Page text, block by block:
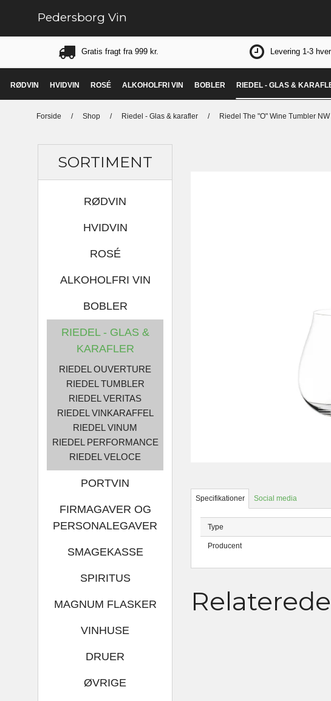
Pedersborg Vin
Gratis fragt fra 999 kr. Levering 1-3
RØDVIN HVIDVIN ROSÉ ALKOHOLFRI VIN BOBLER RIEDEL - GLAS &
Forside / Shop / Riedel - Glas & karafler / Riedel The "O" Wine Tumbler
SORTIMENT
RØDVIN
HVIDVIN
ROSÉ
ALKOHOLFRI VIN
BOBLER
RIEDEL - GLAS &
KARAFLER
RIEDEL OUVERTURE
RIEDEL TUMBLER
RIEDEL VERITAS
RIEDEL VINKARAFFEL
RIEDEL VINUM
RIEDEL PERFORMANCE
RIEDEL VELOCE
PORTVIN
FIRMAGAVER OG
PERSONALEGAVER
SMAGEKASSE
SPIRITUS
MAGNUM FLASKER
VINHUSE
DRUER
ØVRIGE
Specifikationer Social media
Type
Producent